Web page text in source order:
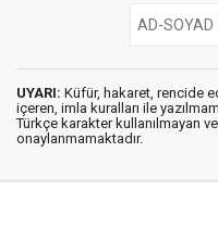
UYARI: Küfür, hakaret, rencide
içeren, imla kuralları ile
Türkçe karakter kullanılmayan
onaylanmamaktadır.